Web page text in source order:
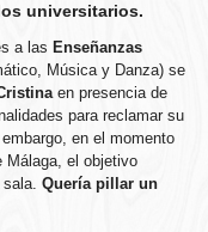
universitarios.
a las Enseñanzas
Música y Danza) se
en presencia de
para reclamar su
en el momento
Málaga, el objetivo
sala.Quería pillar un